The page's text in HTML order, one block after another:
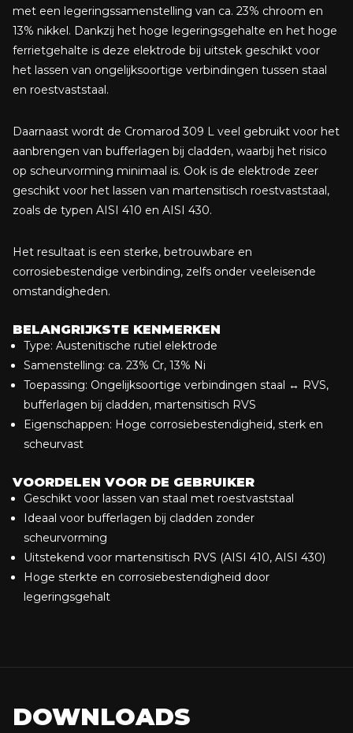
met een legeringssamenstelling van ca. 23% chroom en
13% nikkel. Dankzij het hoge legeringsgehalte en het hoge
ferrietgehalte is deze elektrode bij uitstek geschikt voor
het lassen van ongelijksoortige verbindingen tussen staal
en roestvaststaal.
Daarnaast wordt de Cromarod 309 L veel gebruikt voor het
aanbrengen van bufferlagen bij cladden, waarbij het risico
op scheurvorming minimaal is. Ook is de elektrode zeer
geschikt voor het lassen van martensitisch roestvaststaal,
zoals de typen AISI 410 en AISI 430.
Het resultaat is een sterke, betrouwbare en
corrosiebestendige verbinding, zelfs onder veeleisende
omstandigheden.
BELANGRIJKSTE KENMERKEN
Type: Austenitische rutiel elektrode
Samenstelling: ca. 23% Cr, 13% Ni
Toepassing: Ongelijksoortige verbindingen staal ↔ RVS,
bufferlagen bij cladden, martensitisch RVS
Eigenschappen: Hoge corrosiebestendigheid, sterk en
scheurvast
VOORDELEN VOOR DE GEBRUIKER
Geschikt voor lassen van staal met roestvaststaal
Ideaal voor bufferlagen bij cladden zonder
scheurvorming
Uitstekend voor martensitisch RVS (AISI 410, AISI 430)
Hoge sterkte en corrosiebestendigheid door
legeringsgehalt
DOWNLOADS